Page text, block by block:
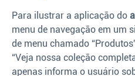
Para ilustrar a aplicação do
menu de navegação em um
de menu chamado
“Veja nossa coleção
apenas informa o usuário